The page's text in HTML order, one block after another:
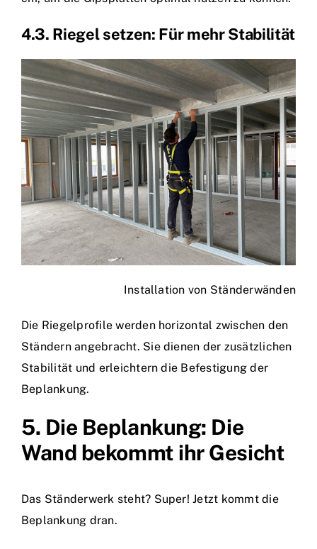
4.3. Riegel setzen: Für mehr Stabilität
Installation von Ständerwänden
Die Riegelprofile werden horizontal zwischen den
Ständern angebracht. Sie dienen der zusätzlichen
Stabilität und erleichtern die Befestigung der
Beplankung.
5. Die Beplankung: Die
Wand bekommt ihr Gesicht
Das Ständerwerk steht? Super! Jetzt kommt die
Beplankung dran.